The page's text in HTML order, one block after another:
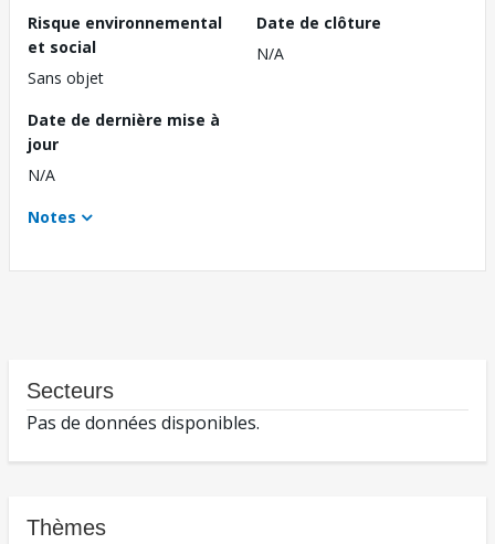
Risque environnemental
et social
Sans objet
Date de clôture
N/A
Date de dernière mise à
jour
N/A
Notes
Secteurs
Pas de données disponibles.
Thèmes